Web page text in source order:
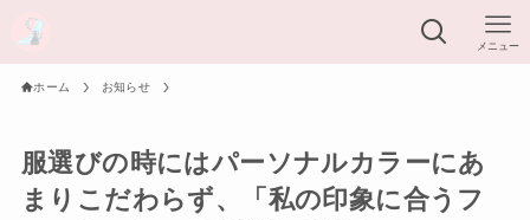
メニュー
ホーム お知らせ
服選びの時にはパーソナルカラーにあ
まりこだわらず、「私の印象に合うフ